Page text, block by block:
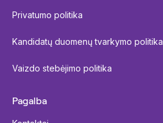
Privatumo politika
Kandidatų duomenų tvarkymo politika
Vaizdo stebėjimo politika
Pagalba